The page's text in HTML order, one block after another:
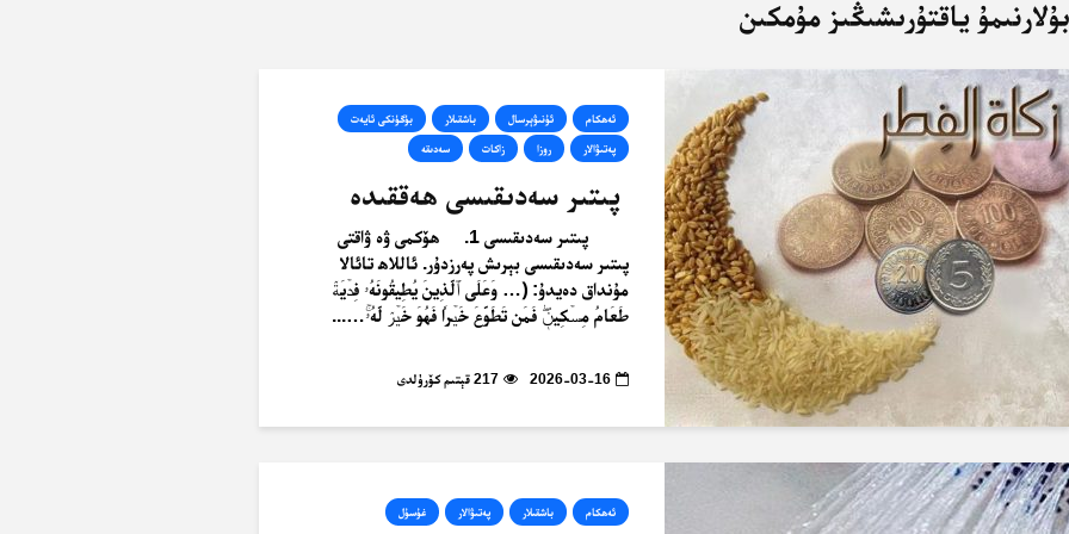
بۇلارنىمۇ ياقتۇرىشىڭىز مۇمكىن
ئەھكام ئۇنىۋېرسال باشقىلار بۈگۈنكى ئايەت
پەتىۋالار روزا زاكات سەدىقە
پىتىر سەدىقىسى ھەققىدە
پىتىر سەدىقىسى 1. ھۆكمى ۋە ۋاقتى
پىتىر سەدىقىسى بېرىش پەرزدۇر. ئاللاھ تائالا
مۇنداق دەيدۇ: ﴿… وَعَلَى ٱلَّذِينَ يُطِيقُونَهُۥ فِدۡيَةٞ
طَعَامُ مِسۡكِينٖۖ فَمَن تَطَوَّعَ خَيۡرٗا فَهُوَ خَيۡرٞ لَّهُۥۚ…...
2026-03-16 217 قېتىم كۆرۈلدى
ئەھكام باشقىلار پەتىۋالار غۇسۇل